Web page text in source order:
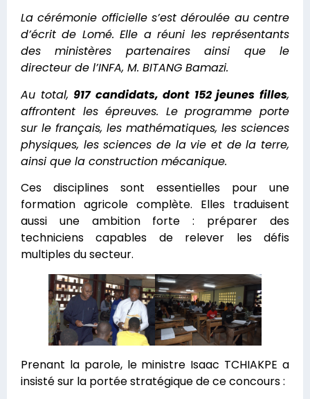
La cérémonie officielle s’est déroulée au centre
d’écrit de Lomé. Elle a réuni les représentants
des ministères partenaires ainsi que le
directeur de l’INFA, M. BITANG Bamazi.
Au total, 917 candidats, dont 152 jeunes filles,
affrontent les épreuves. Le programme porte
sur le français, les mathématiques, les sciences
physiques, les sciences de la vie et de la terre,
ainsi que la construction mécanique.
Ces disciplines sont essentielles pour une
formation agricole complète. Elles traduisent
aussi une ambition forte : préparer des
techniciens capables de relever les défis
multiples du secteur.
Prenant la parole, le ministre Isaac TCHIAKPE a
insisté sur la portée stratégique de ce concours :